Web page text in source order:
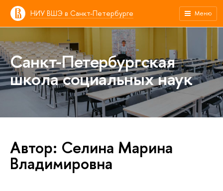
НИУ ВШЭ в Санкт-Петербурге Меню
Санкт-Петербургская
школа социальных наук
Автор: Селина Марина
Владимировна